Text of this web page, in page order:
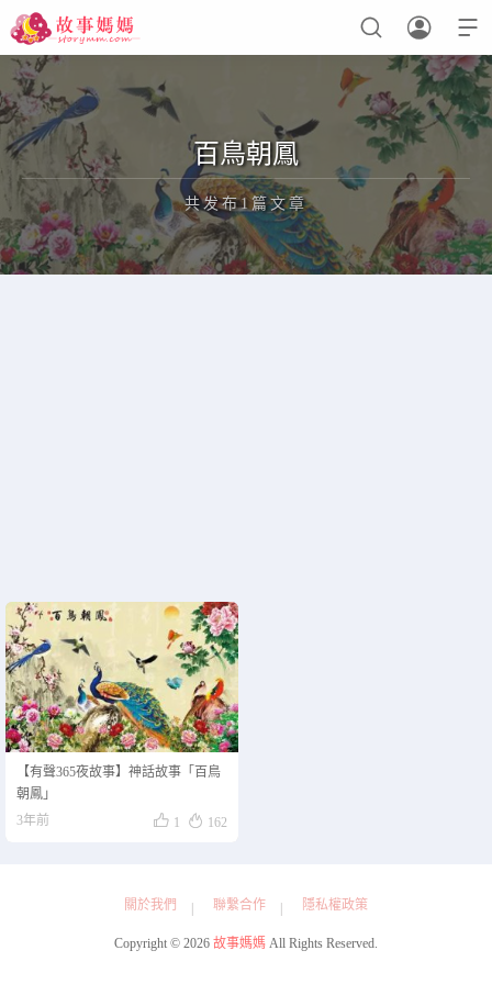



设置菜单 查看教程
百鳥朝鳳
共发布1篇文章
【有聲365夜故事】神話故事「百鳥
朝鳳」
3年前
 1  162
關於我們 聯繫合作 隱私權政策
Copyright © 2026 故事媽媽 All Rights Reserved.